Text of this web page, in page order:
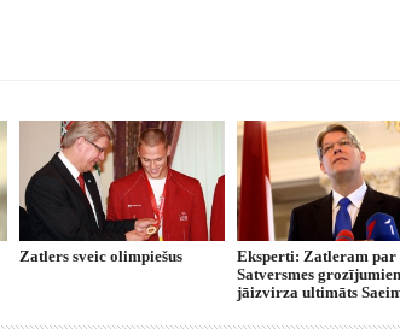
Zatlers sveic olimpiešus
Eksperti: Zatleram par
Satversmes
jāizvirza ultimāts